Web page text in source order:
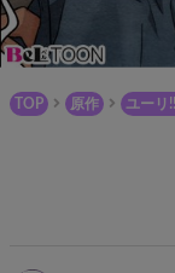
TOP 原作 ユーリ